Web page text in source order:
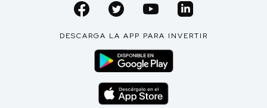
DESCARGA LA APP PARA INVERTIR